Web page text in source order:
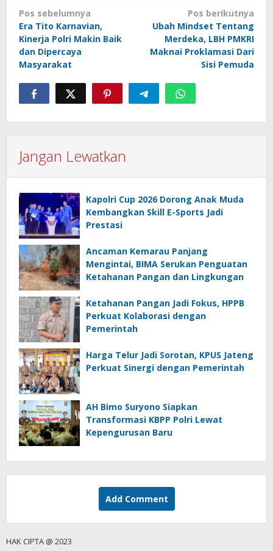
Navigasi
pos
Pos sebelumnya
Era Tito Karnavian,
Kinerja Polri Makin Baik
dan Dipercaya
Masyarakat
Pos berikutnya
Ubah Mindset Tentang
Merdeka, LBH PMKRI
Maknai Proklamasi Dari
Sisi Pemuda
Jangan Lewatkan
Kapolri Cup 2026 Dorong Anak Muda
Kembangkan Skill E-Sports Jadi
Prestasi
Ancaman Kemarau Panjang
Mengintai, BIMA Serukan Penguatan
Ketahanan Pangan dan Lingkungan
Ketahanan Pangan Jadi Fokus, HPPB
Perkuat Kolaborasi dengan
Pemerintah
Harga Telur Jadi Sorotan, KPUS Jateng
Perkuat Sinergi dengan Pemerintah
AH Bimo Suryono Siapkan
Transformasi KBPP Polri Lewat
Kepengurusan Baru
Add Comment
HAK CIPTA @ 2023